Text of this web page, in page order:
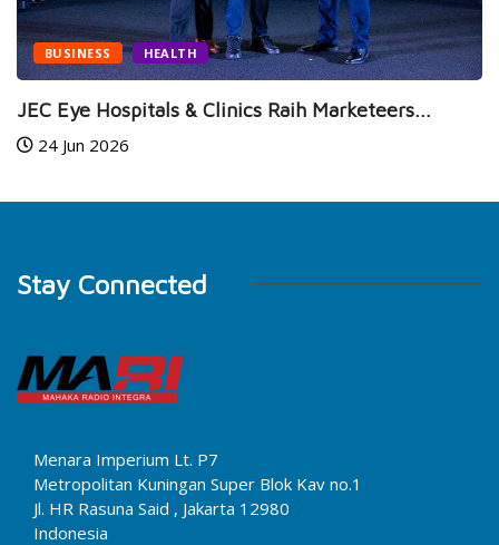
BUSINESS HEALTH
JEC Eye Hospitals & Clinics Raih Marketeers...
24 Jun 2026
Stay Connected
Menara Imperium Lt. P7
Metropolitan Kuningan Super Blok Kav no.1
Jl. HR Rasuna Said , Jakarta 12980
Indonesia